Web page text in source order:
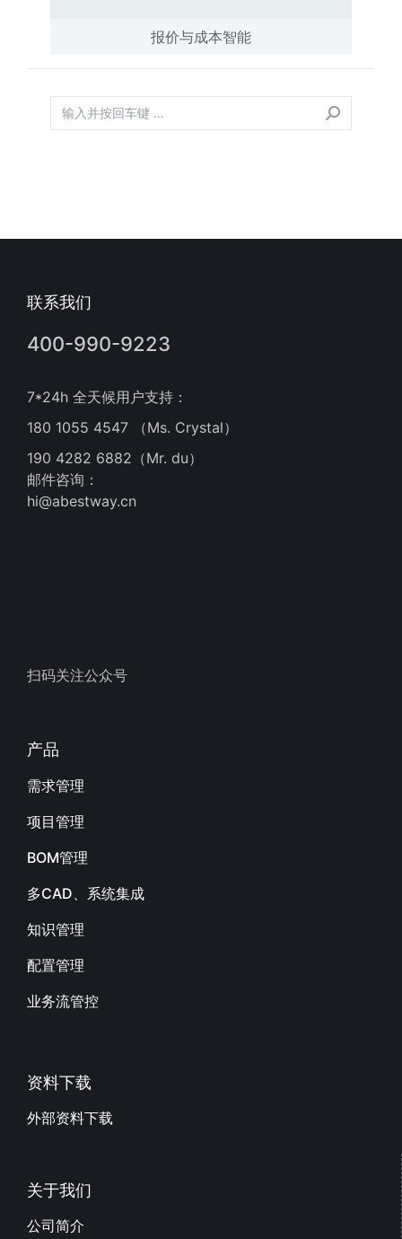
报价与成本智能
联系我们
400-990-9223
7*24h 全天候用户支持：
180 1055 4547 （Ms. Crystal）
190 4282 6882（Mr. du）
邮件咨询：
hi@abestway.cn
扫码关注公众号
产品
需求管理
项目管理
BOM管理
多CAD、系统集成
知识管理
配置管理
业务流管控
资料下载
外部资料下载
关于我们
公司简介